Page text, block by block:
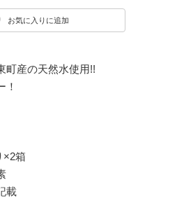
お気に入りに追加
町産の天然水使用!!
！
×2箱
載